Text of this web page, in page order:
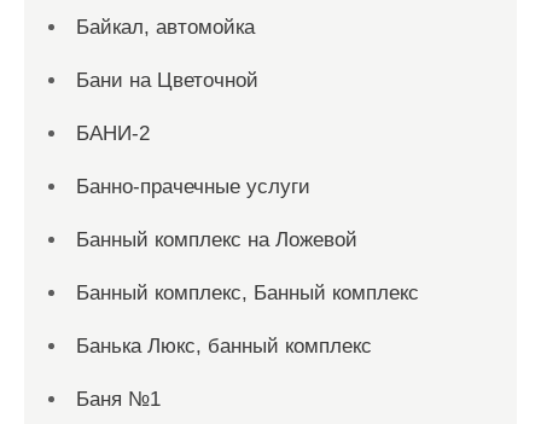
Байкал, автомойка
Бани на Цветочной
БАНИ-2
Банно-прачечные услуги
Банный комплекс на Ложевой
Банный комплекс, Банный комплекс
Банька Люкс, банный комплекс
Баня №1